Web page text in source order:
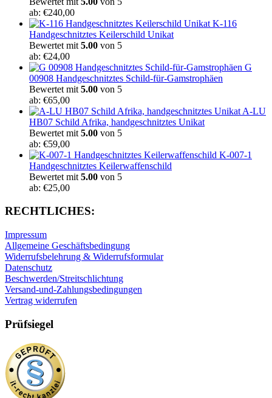
ab: €240,00
K-116
Handgeschnitztes Keilerschild Unikat
Bewertet mit 5.00 von 5
ab: €24,00
G
00908 Handgeschnitztes Schild-für-Gamstrophäen
Bewertet mit 5.00 von 5
ab: €65,00
A-LU
HB07 Schild Afrika, handgeschnitztes Unikat
Bewertet mit 5.00 von 5
ab: €59,00
K-007-1
Handgeschnitztes Keilerwaffenschild
Bewertet mit 5.00 von 5
ab: €25,00
RECHTLICHES:
Impressum
Allgemeine Geschäftsbedingung
Widerrufsbelehrung & Widerrufsformular
Datenschutz
Beschwerden/Streitschlichtung
Versand-und-Zahlungsbedingungen
Vertrag widerrufen
Prüfsiegel